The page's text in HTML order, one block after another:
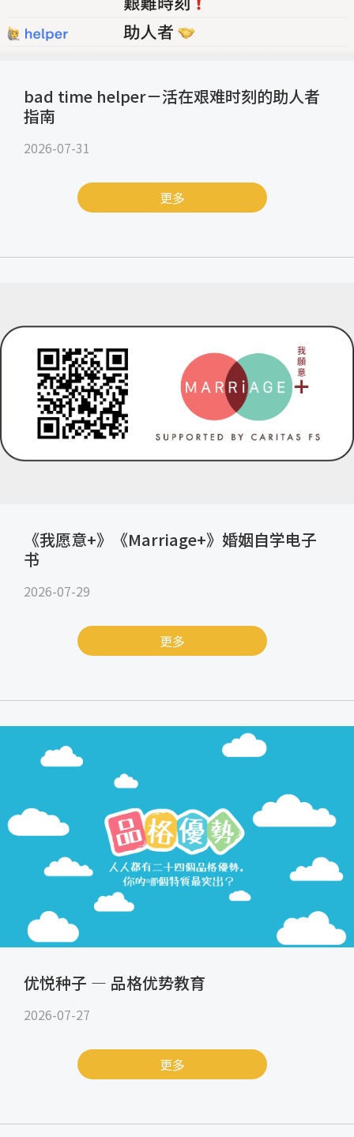
bad time helper－活在艰难时刻的助人者
指南
2026-07-31
更多
《我愿意+》《Marriage+》婚姻自学电子
书
2026-07-29
更多
优悦种子 — 品格优势教育
2026-07-27
更多